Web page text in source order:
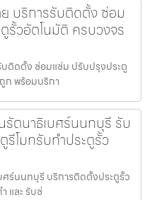
บริการรับติดตั้ง ซ่อม
รั้วอัตโนมัติ ครบวงจร
ติดตั้ง ซ่อมแซ่ม ปรับปรุงประตู
ก พร้อมบริกา
ตนาธิเบศร์นนทบุรี รับ
โมทรับทำประตูรั้ว
ร์นนทบุรี บริการติดตั้งประตูรั้ว
และ รับซ่